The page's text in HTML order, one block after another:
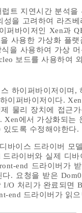
트 지연시간 분석
성을 고려하여 라즈
퍼바이저인 Xen과
사용한 가상화 플
을 사용하여 가상
보드를 사용하여
하이퍼바이저이며
이퍼바이저이다.
물리 장치에 접근
Xen에서 가상화되
도록 수정해야한다.
바이스 드라이버 모
라이버와 실제 디
end 드라이버가
. 요청을 받은
O 처리가 완료되면
end 드라이버가 읽